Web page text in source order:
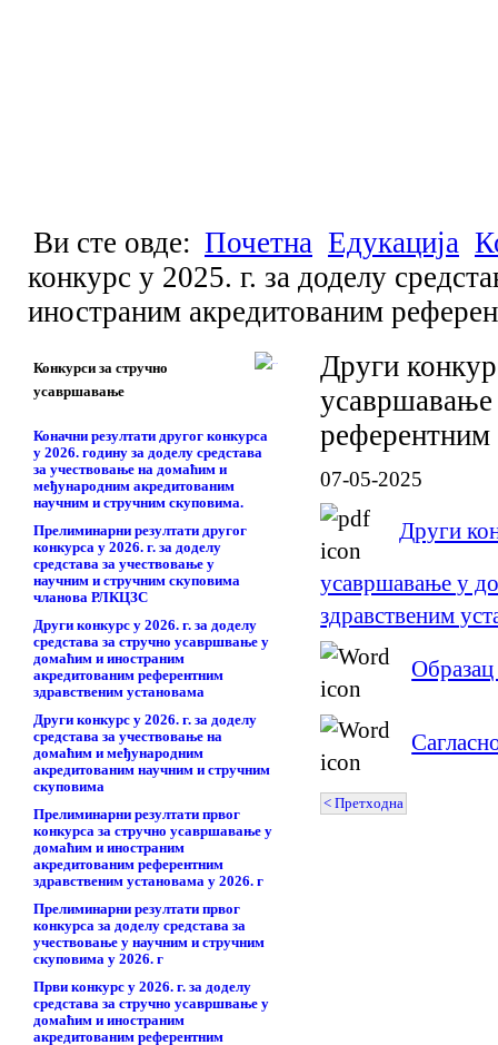
Ви сте овде: Почетна Едукација
конкурс у 2025. г. за доделу
иностраним акредитованим
Конкурси за стручно
усавршавање
Коначни резултати другог конкурса
у 2026. годину за доделу средстава
за учествовање на домаћим и
међународним акредитованим
научним и стручним скуповима.
Прелиминарни резултати другог
конкурса у 2026. г. за доделу
средстава за учествовање у
научним и стручним скуповима
чланова РЛКЦЗС
Други конкурс у 2026. г. за доделу
средстава за стручно усавршвање у
домаћим и иностраним
акредитованим референтним
здравственим установама
Други конкурс у 2026. г. за доделу
средстава за учествовање на
домаћим и међународним
акредитованим научним и стручним
скуповима
Прелиминарни резултати првог
конкурса за стручно усавршавање у
домаћим и иностраним
акредитованим референтним
здравственим установама у 2026. г
Прелиминарни резултати првог
конкурса за доделу средстава за
учествовање у научним и стручним
скуповима у 2026. г
Први конкурс у 2026. г. за доделу
средстава за стручно усавршвање у
домаћим и иностраним
акредитованим референтним
Други
референтним
07-05-2025
Други
усавршавање у
здравственим
Образац
< Претходна